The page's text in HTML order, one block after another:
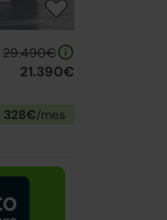
29.490€
21.390€
328€/mes